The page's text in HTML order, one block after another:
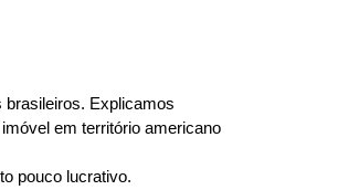
brasileiros. Explicamos
em território americano
pouco lucrativo.